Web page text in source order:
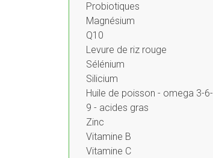
Probiotiques
Magnésium
Q10
Levure de riz rouge
Sélénium
Silicium
Huile de poisson - omega 3-6-
9 - acides gras
Zinc
Vitamine B
Vitamine C